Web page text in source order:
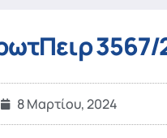
3567/
8 Μαρτίου, 2024